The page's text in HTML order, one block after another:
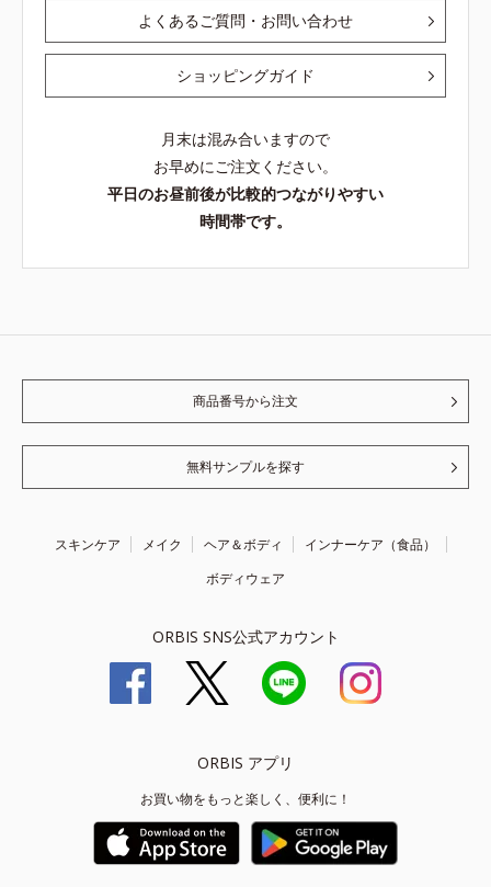
よくあるご質問・お問い合わせ
ショッピングガイド
月末は混み合いますので
お早めにご注文ください。
平日のお昼前後が比較的つながりやすい
時間帯です。
商品番号から注文
無料サンプルを探す
スキンケア メイク ヘア＆ボディ
インナーケア（食品）
ボディウェア
ORBIS SNS公式アカウント
ORBIS アプリ
お買い物をもっと楽しく、便利に！